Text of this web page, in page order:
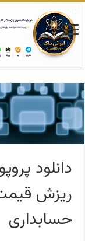
دانلود
ریزش
حسابداری